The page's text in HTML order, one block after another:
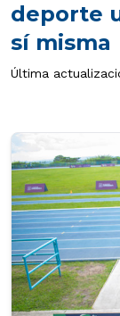
deporte
sí misma
Última